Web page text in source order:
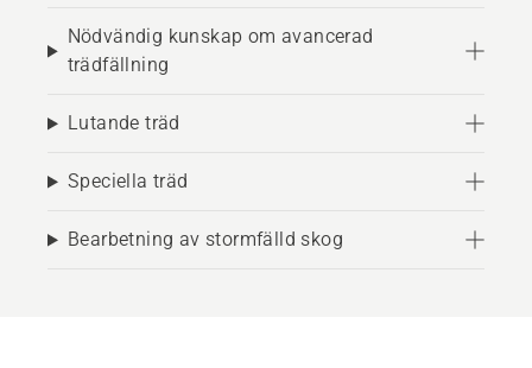
Nödvändig kunskap om avancerad
trädfällning
Lutande träd
Speciella träd
Bearbetning av stormfälld skog